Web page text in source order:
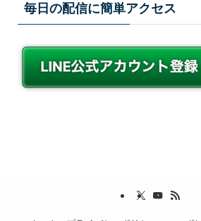
毎日の配信に簡単アクセス